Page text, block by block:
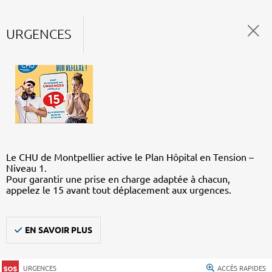
URGENCES
Le CHU de Montpellier active le Plan Hôpital en Tension –
Niveau 1.
Pour garantir une prise en charge adaptée à chacun,
appelez le 15 avant tout déplacement aux urgences.
EN SAVOIR PLUS
URGENCES ACCÈS RAPIDES